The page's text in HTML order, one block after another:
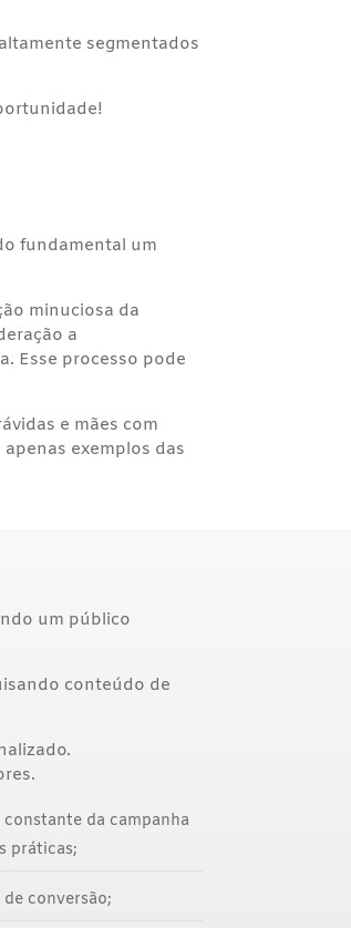
segmentados
fundamental um
minuciosa da
a
Esse processo pode
e mães com
exemplos das
um público
conteúdo de
da campanha
práticas;
conversão;